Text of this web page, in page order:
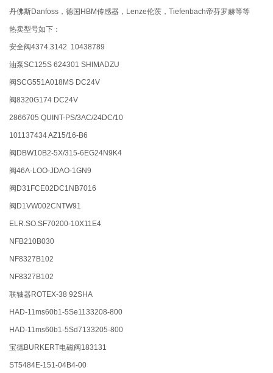
丹佛斯Danfoss，德国HBM传感器，Lenze伦茨，Tiefenbach帝芬罗赫等等
热卖型号如下：
安全阀4374.3142 10438789
油泵SC125S 624301 SHIMADZU
阀SCG551A018MS DC24V
阀8320G174 DC24V
2866705 QUINT-PS/3AC/24DC/10
101137434 AZ15/16-B6
阀DBW10B2-5X/315-6EG24N9K4
阀46A-LOO-JDAO-1GN9
阀D31FCE02DC1NB7016
阀D1VW002CNTW91
ELR.SO.SF70200-10X11E4
NFB210B030
NF8327B102
NF8327B102
联轴器ROTEX-38 92SHA
HAD-11ms60b1-5Se1133208-800
HAD-11ms60b1-5Sd7133205-800
宝德BURKERT电磁阀183131
ST5484E-151-04B4-00